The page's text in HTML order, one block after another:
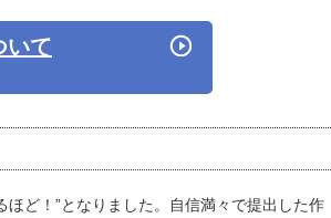
いて
ほど！”となりました。自信満々で提出した作